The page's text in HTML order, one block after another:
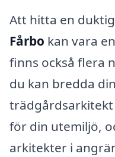
Att hitta en duktig
Fårbo kan vara
finns också flera
du kan bredda
trädgårdsarkitekt
för din utemiljö,
arkitekter i